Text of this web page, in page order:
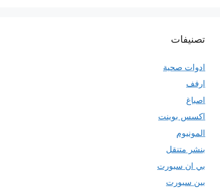
تصنيفات
ادوات صحية
ارفف
اصباغ
اكسس بوينت
المونيوم
بنشر متنقل
بي ان سبورت
بين سبورت